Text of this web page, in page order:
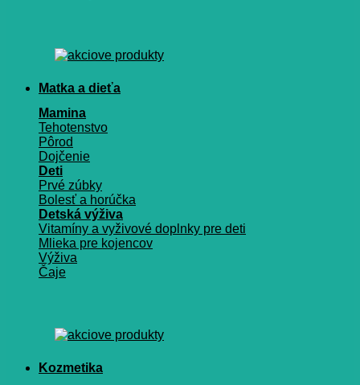
Matka a dieťa
Mamina
Tehotenstvo
Pôrod
Dojčenie
Deti
Prvé zúbky
Bolesť a horúčka
Detská výživa
Vitamíny a vyživové doplnky pre deti
Mlieka pre kojencov
Výživa
Čaje
Kozmetika